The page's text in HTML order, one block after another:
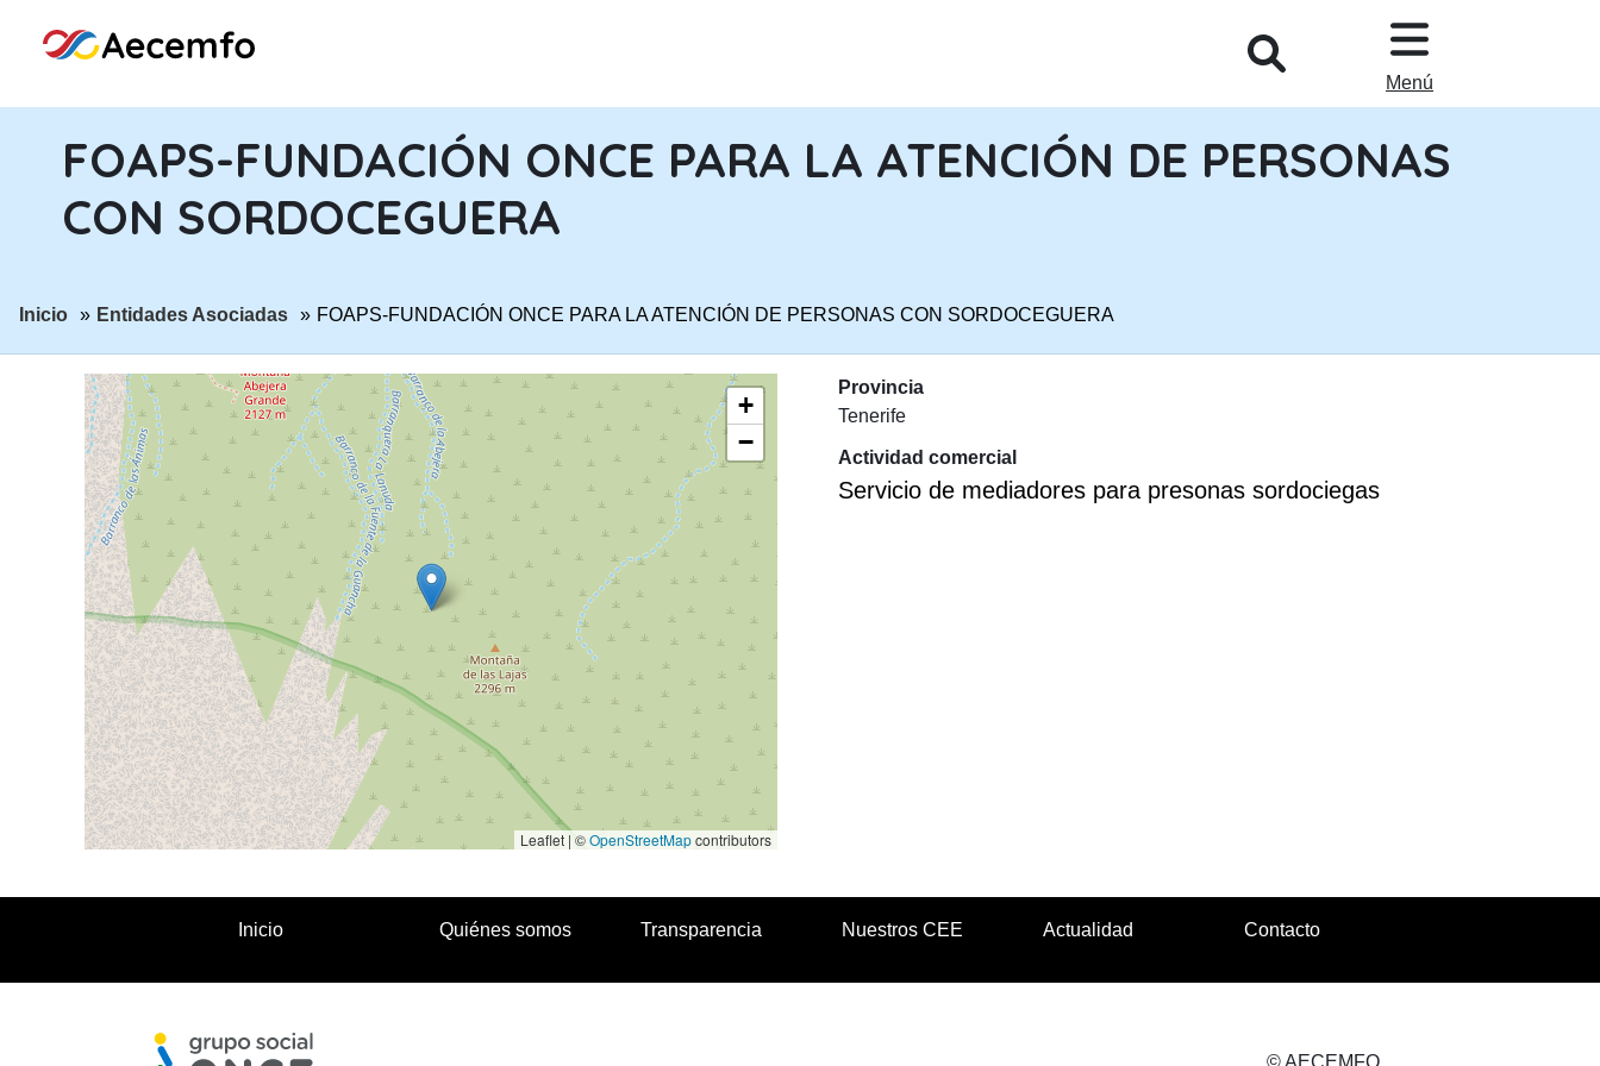
Menú
FOAPS-FUNDACIÓN ONCE PARA LA ATENCIÓN DE PERSONAS
CON SORDOCEGUERA
ir a página:
Inicio ir a página:
Entidades Asociadas FOAPS-FUNDACIÓN ONCE PARA LA ATENCIÓN DE PERSONAS CON SORDOCEGUERA
+
−
Leaflet | ©OpenStreetMapcontributors
Provincia
Tenerife
Actividad comercial
Servicio de mediadores para presonas sordociegas
Inicio Quiénes somos Transparencia Nuestros CEE Actualidad Contacto
© AECEMFO